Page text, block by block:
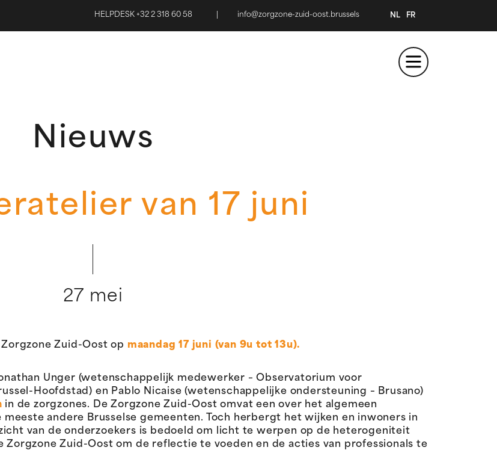
HELPDESK +32 2 318 60 58 info@zorgzone-zuid-oost.brussels NL FR
Nieuws
van 17 juni
27 mei
Zuid-Oost op maandag 17 juni (van 9u tot 13u).
Unger (wetenschappelijk medewerker – Observatorium voor
Hoofdstad) en Pablo Nicaise (wetenschappelijke ondersteuning – Brusano)
in de zorgzones. De Zorgzone Zuid-Oost omvat een over het algemeen
andere Brusselse gemeenten. Toch herbergt het wijken en inwoners in
van de onderzoekers is bedoeld om licht te werpen op de heterogeniteit
Zorgzone Zuid-Oost om de reflectie te voeden en de acties van professionals te